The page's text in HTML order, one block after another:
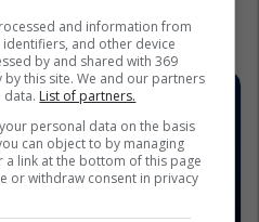
and information from
and other device
by and shared with 369
this site. We and our partners
data. List of partners.
personal data on the basis
can object to by managing
link at the bottom of this page
or withdraw consent in privacy